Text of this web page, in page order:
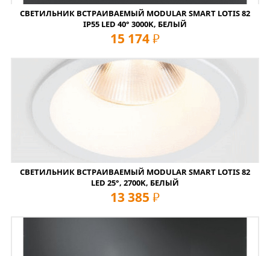
СВЕТИЛЬНИК ВСТРАИВАЕМЫЙ MODULAR SMART LOTIS 82
IP55 LED 40° 3000K, БЕЛЫЙ
15 174 руб
СВЕТИЛЬНИК ВСТРАИВАЕМЫЙ MODULAR SMART LOTIS 82
LED 25°, 2700K, БЕЛЫЙ
13 385 руб